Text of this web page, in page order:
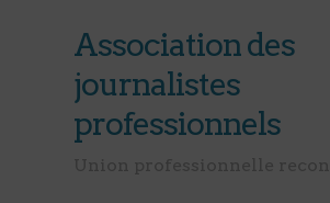
Association des
journalistes
professionnels